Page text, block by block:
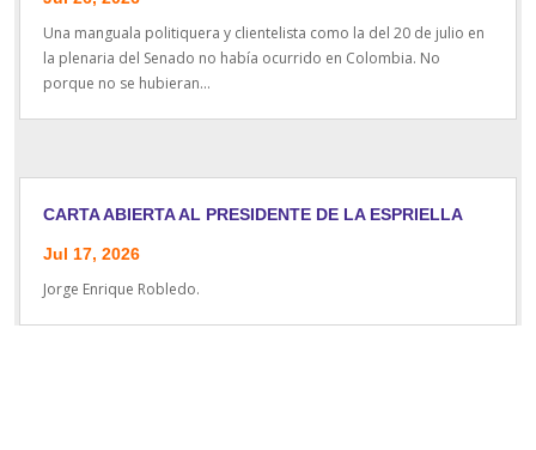
Una manguala politiquera y clientelista como la del 20 de julio en
la plenaria del Senado no había ocurrido en Colombia. No
porque no se hubieran...
CARTA ABIERTA AL PRESIDENTE DE LA ESPRIELLA
Jul 17, 2026
Jorge Enrique Robledo.